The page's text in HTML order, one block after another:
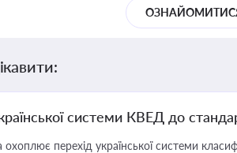
системи КВЕД до
охоплює перехід української системи